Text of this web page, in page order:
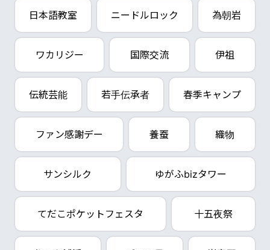
日本語教室 ニードルロック 為朝岩
ワカリジー 国際交流 伊祖
伝統芸能 若手伝承者 春季キャンプ
ファン感謝デー 養蚕 織物
サンシルク ゆがふbizタワー
てだこポケットフェスタ 十五夜祭